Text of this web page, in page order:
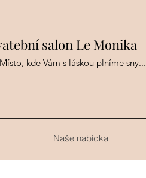
salon Le Monika
Místo, kde Vám s láskou plníme sny...
Naše nabídka